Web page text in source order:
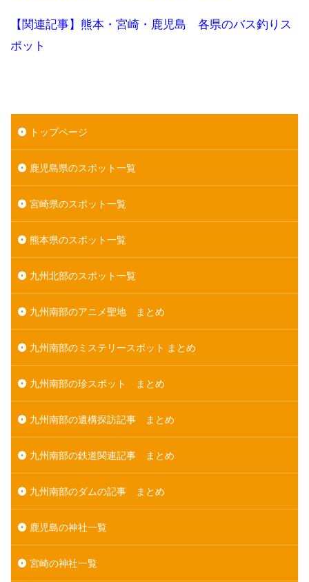
【関連記事】熊本・宮崎・鹿児島 各県のバス釣りス
ポット
トップページ
鹿児島県のスポット一覧
宮崎県のスポット一覧
熊本県のスポット一覧
九州北部のスポット一覧
九州南部のアニメ聖地 まとめ
九州南部のミステリースポット まとめ
九州南部の珍スポット まとめ
九州南部の遺構探訪記事 まとめ
九州南部の鉄道関連記事 まとめ
九州南部のダムの記事 まとめ
鹿児島の神社一覧
宮崎の神社一覧